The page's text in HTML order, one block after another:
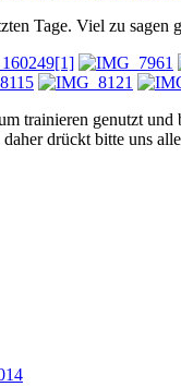
Tage. Viel zu sagen
trainieren genutzt
drückt bitte uns